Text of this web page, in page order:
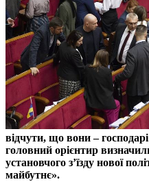
відчути, що вони –
головний орієнтир
установчого з’їзду нової
майбутнє».